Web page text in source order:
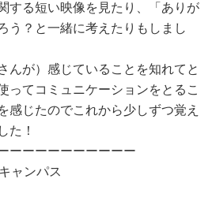
する短い映像を見たり、「ありが
う？と一緒に考えたりもしまし
んが）感じていることを知れてと
ってコミュニケーションをとるこ
感じたのでこれから少しずつ覚え
た！
ーーーーーーーーーー
ャンパス